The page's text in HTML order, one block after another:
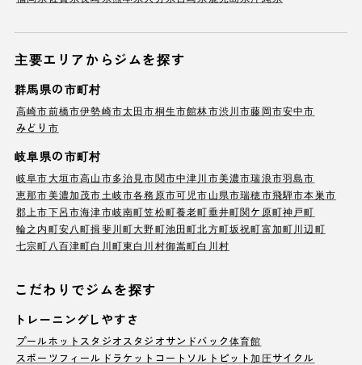
主要エリアからジムを探す
群馬県の市町村
高崎市前橋市伊勢崎市太田市桐生市館林市渋川市藤岡市安中市
みどり市
岐阜県の市町村
岐阜市大垣市高山市多治見市関市中津川市美濃市瑞浪市羽島市
恵那市美濃加茂市土岐市各務原市可児市山県市瑞穂市飛騨市本巣市
郡上市下呂市海津市岐南町笠松町養老町垂井町関ケ原町神戸町
輪之内町安八町揖斐川町大野町池田町北方町坂祝町富加町川辺町
七宗町 八百津町白川町東白川村御嵩町白川村
こだわりでジムを探す
トレーニングしやすさ
プールホットスタジオ スタジオサンドバック体育館
スポーツフィールド ラケットコート ソルトピット加圧サイクル